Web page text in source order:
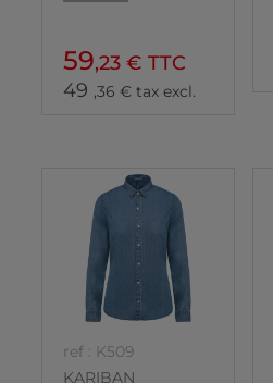
59,23 € TTC
49 ,36 € tax excl.
ref : K509
KARIBAN